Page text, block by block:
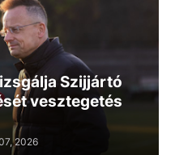
Szijjártó
vesztegetés
2026